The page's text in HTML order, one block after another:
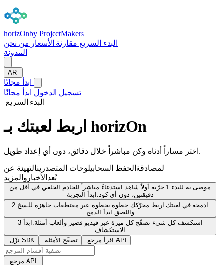
horizOnby ProjectMakers
البدء السريع مقارنة الأسعار من نحن
المدونة
AR
تسجيل الدخول ابدأ مجانًا
البدء السريع
اربط لعبتك بـ horizOn
اختر مساراً أدناه وكن مباشراً خلال دقائق، دون أي إعداد طويل.
المصادقة الحفظ السحابيلوحات المتصدرينالتهيئة عن
بُعد الأخبار والمزيد
موصى به للبدء 1 جرّبه أولاً شاهد استدعاءً مباشراً للخادم الخلفي في أقل من
دقيقتين، دون أي كود.
ابدأ التجربة
2
ادمجه في لعبتك اربط محرّكك خطوة بخطوة عبر مقتطفات جاهزة للنسخ
واللصق.
ابدأ الدمج
3
استكشف كل شيءتصفّح كل ميزة عبر فيديو قصير وألعاب أمثلة.
ابدأ
الاستكشاف
نزّل SDK
تصفّح الأمثلة اقرأ مرجع API
مرجع API